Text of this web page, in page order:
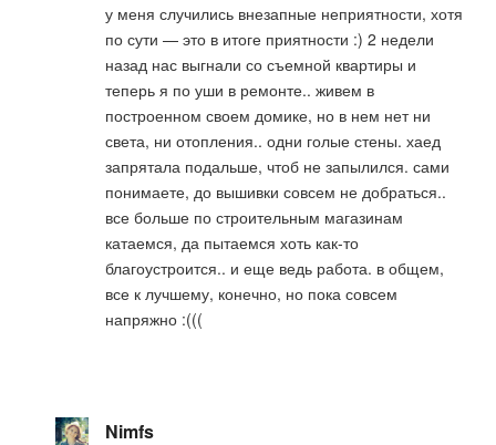
у меня случились внезапные неприятности, хотя
по сути — это в итоге приятности :) 2 недели
назад нас выгнали со съемной квартиры и
теперь я по уши в ремонте.. живем в
построенном своем домике, но в нем нет ни
света, ни отопления.. одни голые стены. хаед
запрятала подальше, чтоб не запылился. сами
понимаете, до вышивки совсем не добраться..
все больше по строительным магазинам
катаемся, да пытаемся хоть как-то
благоустроится.. и еще ведь работа. в общем,
все к лучшему, конечно, но пока совсем
напряжно :(((
Nimfs